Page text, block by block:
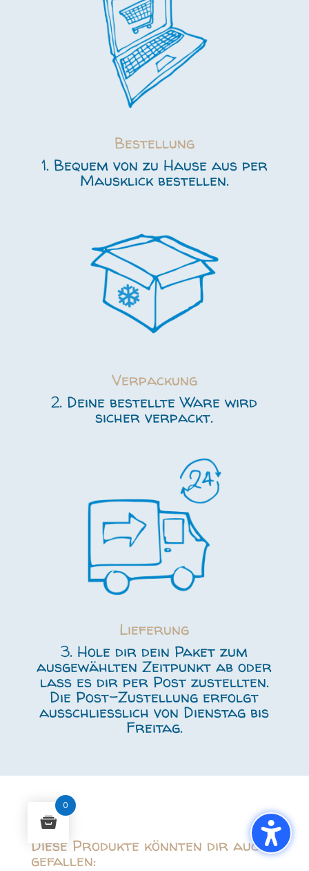
Bestellung
1. Bequem von zu Hause aus per
Mausklick bestellen.
Verpackung
2. Deine bestellte Ware wird
sicher verpackt.
Lieferung
3. Hole dir dein Paket zum
ausgewählten Zeitpunkt ab oder
lass es dir per Post zustellten.
Die Post-Zustellung erfolgt
ausschließlich von Dienstag bis
Freitag.
Diese Produkte könnten dir auch
gefallen:
0